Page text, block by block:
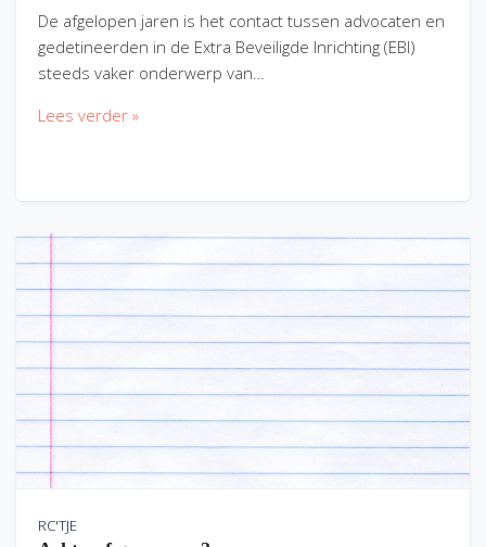
De afgelopen jaren is het contact tussen advocaten en
gedetineerden in de Extra Beveiligde Inrichting (EBI)
steeds vaker onderwerp van…
Lees verder »
RC'TJE